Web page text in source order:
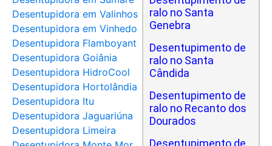
Desentupidora em Valinhos
Desentupidora em Vinhedo
Desentupidora Flamboyant
Desentupidora Goiânia
Desentupidora HidroCool
Desentupidora Hortolândia
Desentupidora Itu
Desentupidora Jaguariúna
Desentupidora Limeira
ralo no Santa
Genebra
Desentupimento de
ralo no Santa
Cândida
Desentupimento de
ralo no Recanto dos
Dourados
Desentupimento de